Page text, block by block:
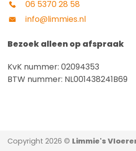
06 5370 28 58
info@limmies.nl
Bezoek alleen op afspraak
KvK nummer: 02094353
BTW nummer: NL001438241B69
Copyright 2026 © Limmie's